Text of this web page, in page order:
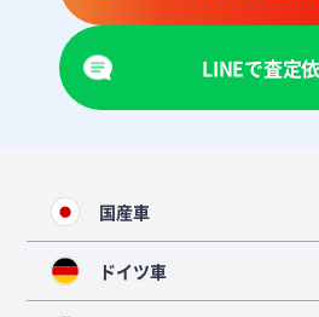
LINEで査定
国産車
ドイツ車